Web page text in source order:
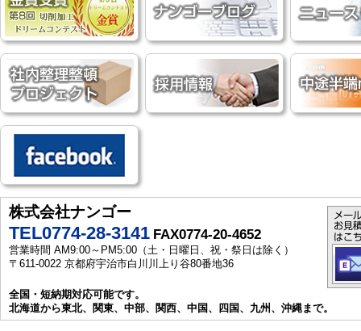
株式会社ナンゴー
TEL0774-28-3141 FAX0774-20-4652
営業時間 AM9:00～PM5:00（土・日曜日、祝・祭日は除く）
〒611-0022 京都府宇治市白川川上り谷80番地36
全国・短納期対応可能です。
北海道から東北、関東、中部、関西、中国、四国、九州、沖縄まで。